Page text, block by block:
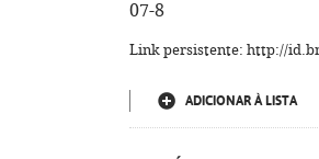
07-8
Link persistente: http://
ADICIONAR À LISTA